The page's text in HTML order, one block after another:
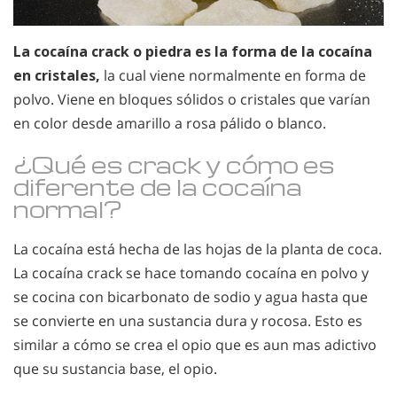
La cocaína crack o piedra es la forma de la cocaína
en cristales, la cual viene normalmente en forma de
polvo. Viene en bloques sólidos o cristales que varían
en color desde amarillo a rosa pálido o blanco.
¿Qué es crack y cómo es
diferente de la cocaína
normal?
La cocaína está hecha de las hojas de la planta de coca.
La cocaína crack se hace tomando cocaína en polvo y
se cocina con bicarbonato de sodio y agua hasta que
se convierte en una sustancia dura y rocosa. Esto es
similar a cómo se crea el opio que es aun mas adictivo
que su sustancia base, el opio.